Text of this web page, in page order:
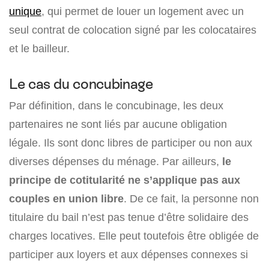
unique, qui permet de louer un logement avec un
seul contrat de colocation signé par les colocataires
et le bailleur.
Le cas du concubinage
Par définition, dans le concubinage, les deux
partenaires ne sont liés par aucune obligation
légale. Ils sont donc libres de participer ou non aux
diverses dépenses du ménage. Par ailleurs, le
principe de cotitularité ne s’applique pas aux
couples en union libre. De ce fait, la personne non
titulaire du bail n’est pas tenue d’être solidaire des
charges locatives. Elle peut toutefois être obligée de
participer aux loyers et aux dépenses connexes si